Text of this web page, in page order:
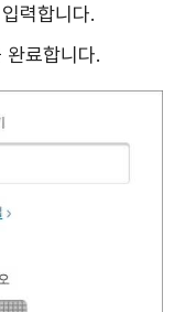
력합니다.
료합니다.